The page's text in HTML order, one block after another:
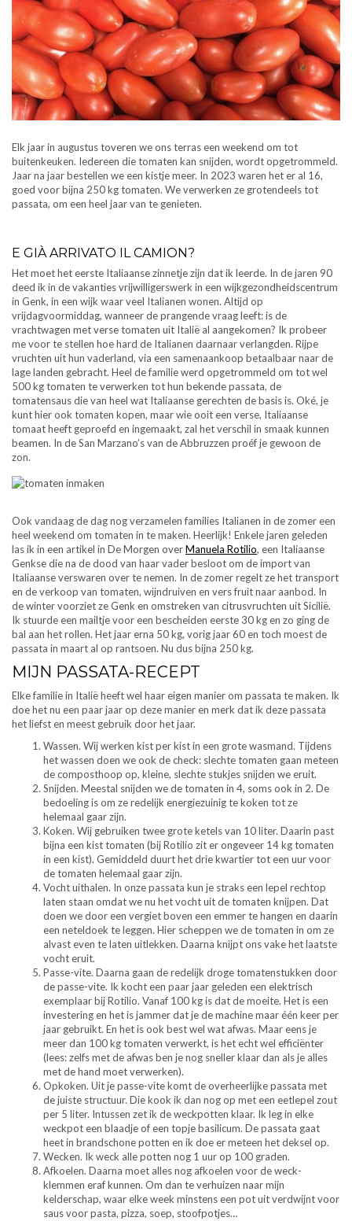
Elk jaar in augustus toveren we ons terras een weekend om tot
buitenkeuken. Iedereen die tomaten kan snijden, wordt opgetrommeld.
Jaar na jaar bestellen we een kistje meer. In 2023 waren het er al 16,
goed voor bijna 250 kg tomaten. We verwerken ze grotendeels tot
passata, om een heel jaar van te genieten.
E GIÀ ARRIVATO IL CAMION?
Het moet het eerste Italiaanse zinnetje zijn dat ik leerde. In de jaren 90
deed ik in de vakanties vrijwilligerswerk in een wijkgezondheidscentrum
in Genk, in een wijk waar veel Italianen wonen. Altijd op
vrijdagvoormiddag, wanneer de prangende vraag leeft: is de
vrachtwagen met verse tomaten uit Italië al aangekomen? Ik probeer
me voor te stellen hoe hard de Italianen daarnaar verlangden. Rijpe
vruchten uit hun vaderland, via een samenaankoop betaalbaar naar de
lage landen gebracht. Heel de familie werd opgetrommeld om tot wel
500 kg tomaten te verwerken tot hun bekende passata, de
tomatensaus die van heel wat Italiaanse gerechten de basis is. Oké, je
kunt hier ook tomaten kopen, maar wie ooit een verse, Italiaanse
tomaat heeft geproefd en ingemaakt, zal het verschil in smaak kunnen
beamen. In de San Marzano’s van de Abbruzzen proéf je gewoon de
zon.
Ook vandaag de dag nog verzamelen families Italianen in de zomer een
heel weekend om tomaten in te maken. Heerlijk! Enkele jaren geleden
las ik in een artikel in De Morgen overManuela Rotilio, een Italiaanse
Genkse die na de dood van haar vader besloot om de import van
Italiaanse verswaren over te nemen. In de zomer regelt ze het transport
en de verkoop van tomaten, wijndruiven en vers fruit naar aanbod. In
de winter voorziet ze Genk en omstreken van citrusvruchten uit Sicilië.
Ik stuurde een mailtje voor een bescheiden eerste 30 kg en zo ging de
bal aan het rollen. Het jaar erna 50 kg, vorig jaar 60 en toch moest de
passata in maart al op rantsoen. Nu dus bijna 250 kg.
MIJN PASSATA-RECEPT
Elke familie in Italië heeft wel haar eigen manier om passata te maken. Ik
doe het nu een paar jaar op deze manier en merk dat ik deze passata
het liefst en meest gebruik door het jaar.
Wassen. Wij werken kist per kist in een grote wasmand. Tijdens
het wassen doen we ook de check: slechte tomaten gaan meteen
de composthoop op, kleine, slechte stukjes snijden we eruit.
Snijden. Meestal snijden we de tomaten in 4, soms ook in 2. De
bedoeling is om ze redelijk energiezuinig te koken tot ze
helemaal gaar zijn.
Koken. Wij gebruiken twee grote ketels van 10 liter. Daarin past
bijna een kist tomaten (bij Rotilio zit er ongeveer 14 kg tomaten
in een kist). Gemiddeld duurt het drie kwartier tot een uur voor
de tomaten helemaal gaar zijn.
Vocht uithalen. In onze passata kun je straks een lepel rechtop
laten staan omdat we nu het vocht uit de tomaten knijpen. Dat
doen we door een vergiet boven een emmer te hangen en daarin
een neteldoek te leggen. Hier scheppen we de tomaten in om ze
alvast even te laten uitlekken. Daarna knijpt ons vake het laatste
vocht eruit.
Passe-vite. Daarna gaan de redelijk droge tomatenstukken door
de passe-vite. Ik kocht een paar jaar geleden een elektrisch
exemplaar bij Rotilio. Vanaf 100 kg is dat de moeite. Het is een
investering en het is jammer dat je de machine maar één keer per
jaar gebruikt. En het is ook best wel wat afwas. Maar eens je
meer dan 100 kg tomaten verwerkt, is het echt wel efficiënter
(lees: zelfs met de afwas ben je nog sneller klaar dan als je alles
met de hand moet verwerken).
Opkoken. Uit je passe-vite komt de overheerlijke passata met
de juiste structuur. Die kook ik dan nog op met een eetlepel zout
per 5 liter. Intussen zet ik de weckpotten klaar. Ik leg in elke
weckpot een blaadje of een topje basilicum. De passata gaat
heet in brandschone potten en ik doe er meteen het deksel op.
Wecken. Ik weck alle potten nog 1 uur op 100 graden.
Afkoelen. Daarna moet alles nog afkoelen voor de weck-
klemmen eraf kunnen. Om dan te verhuizen naar mijn
kelderschap, waar elke week minstens een pot uit verdwijnt voor
saus voor pasta, pizza, soep, stoofpotjes…